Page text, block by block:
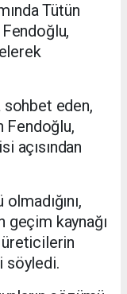
Tütün
Fendoğlu,
eden,
Fendoğlu,
açısından
geçim kaynağı
söyledi.